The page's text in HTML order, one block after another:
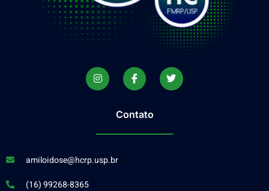
Contato
amiloidose@hcrp.usp.br
(16) 99268-8365